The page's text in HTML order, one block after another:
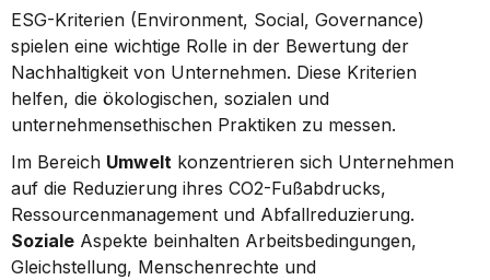
ESG-Kriterien (Environment, Social, Governance)
spielen eine wichtige Rolle in der Bewertung der
Nachhaltigkeit von Unternehmen. Diese Kriterien
helfen, die ökologischen, sozialen und
unternehmensethischen Praktiken zu messen.
Im Bereich Umwelt konzentrieren sich Unternehmen
auf die Reduzierung ihres CO2-Fußabdrucks,
Soziale Aspekte beinhalten Arbeitsbedingungen,
Gleichstellung, Menschenrechte und